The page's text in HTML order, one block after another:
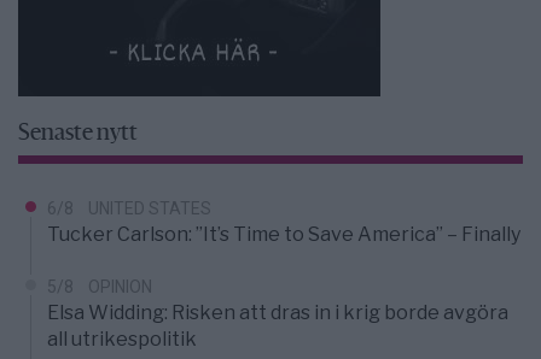
Senaste nytt
6/8 UNITED STATES
Tucker Carlson: ”It’s Time to Save America” – Finally
5/8 OPINION
Elsa Widding: Risken att dras in i krig borde avgöra
all utrikespolitik